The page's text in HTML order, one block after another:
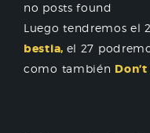
no posts found
Luego tendremos el
bestia, el 27
como también